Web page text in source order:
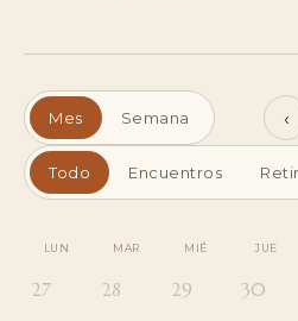
Mes Semana ‹
Todo Encuentros
LUN MAR MIÉ JUE
27 28 29 30